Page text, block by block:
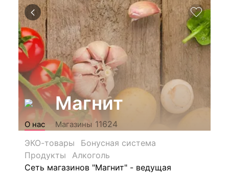
Магнит
О нас Магазины 11624
ЭКО-товары
Бонусная система
Продукты
Алкоголь
Сеть магазинов "Магнит" - ведущая